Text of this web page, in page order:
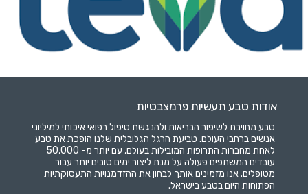
אודות טבע תעשיות פרמצבטיות
טבע מחויבת לשיפור הבריאות ולהנגשת טיפול רפואי איכותי למיליוני
אנשים ברחבי העולם. טביעת הרגל הגלובלית שלנו הופכת את טבע
לאחת מחברות התרופות המובילות בעולם, עם יותר מ- 50,000
עובדים המשתפים פעולה על מנת ליצור ימים טובים יותר עבור
מטופלים. אנו מזמינים אותך לבחון את ההזדמנויות התעסוקתיות
הפתוחות היום בטבע בישראל.